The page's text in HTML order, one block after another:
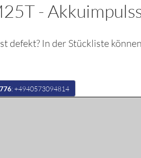
-
defekt? In der Stückliste
: +4940573094814